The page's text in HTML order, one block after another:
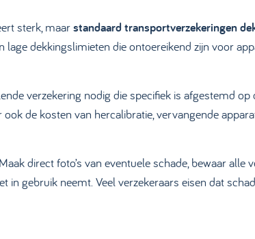
sterk, maarstandaard transportverzekeringen
dekkingslimieten die ontoereikend zijn voor
verzekering nodig die specifiek is afgestemd
de kosten van hercalibratie, vervangende
direct foto’s van eventuele schade, bewaar alle
in gebruik neemt. Veel verzekeraars eisen dat